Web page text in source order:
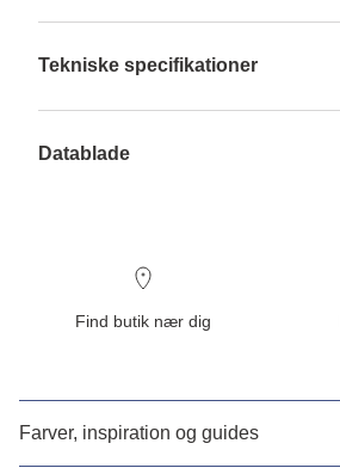
Tekniske specifikationer
Datablade
Find butik nær dig
Farver, inspiration og guides